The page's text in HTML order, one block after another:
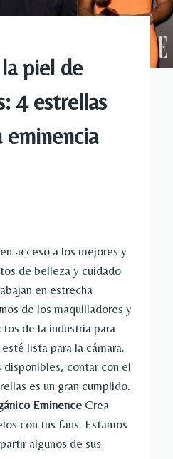
piel de
4 estrellas
eminencia
acceso a los mejores y
de belleza y cuidado
en estrecha
de los maquilladores y
de la industria para
lista para la cámara.
contar con el
es un gran cumplido.
Eminence Crea
con tus fans. Estamos
algunos de sus